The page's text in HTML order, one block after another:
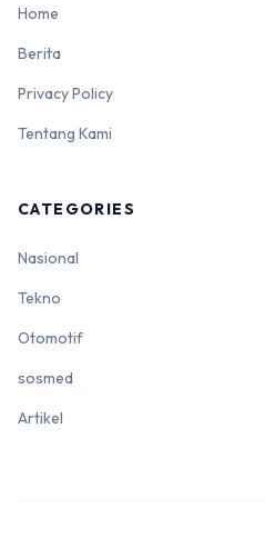
Home
Berita
Privacy Policy
Tentang Kami
CATEGORIES
Nasional
Tekno
Otomotif
sosmed
Artikel